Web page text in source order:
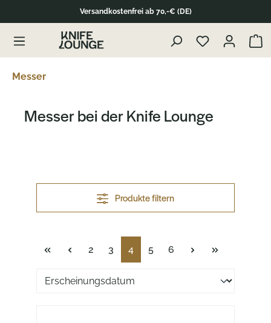
Produktübersicht springen
Versandkostenfrei ab 70,-€ (DE)
Messer
Messer bei der Knife Lounge
Produkte filtern
Seite
2 Seite
3 Seite
4 Seite
5 Seite
6